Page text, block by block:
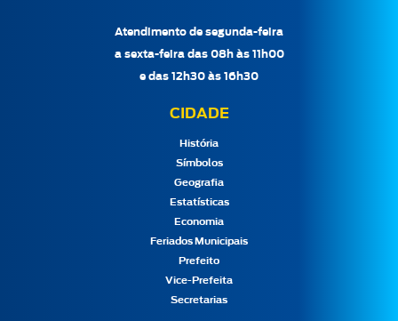
Atendimento de segunda-feira
a sexta-feira das 08h às 11h00
e das 12h30 às 16h30
CIDADE
História
Símbolos
Geografia
Estatísticas
Economia
Feriados Municipais
Prefeito
Vice-Prefeita
Secretarias